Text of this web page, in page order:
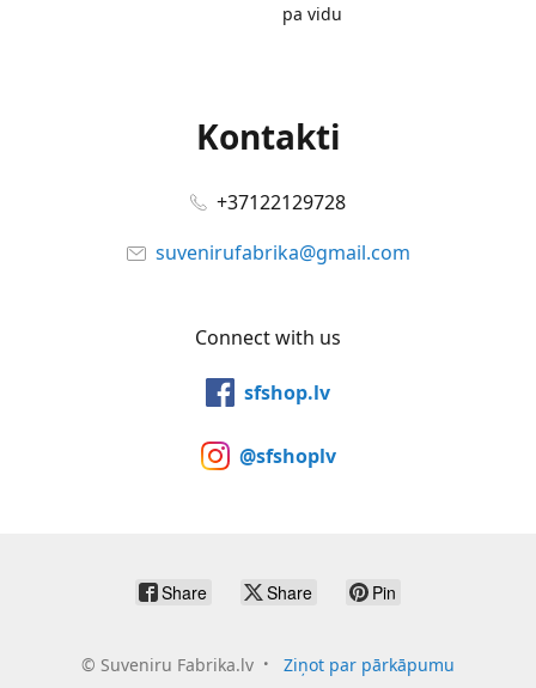
pa vidu
Kontakti
+37122129728
suvenirufabrika@gmail.com
Connect with us
sfshop.lv
@sfshoplv
Share Share Pin
© Suveniru Fabrika.lv Ziņot par pārkāpumu